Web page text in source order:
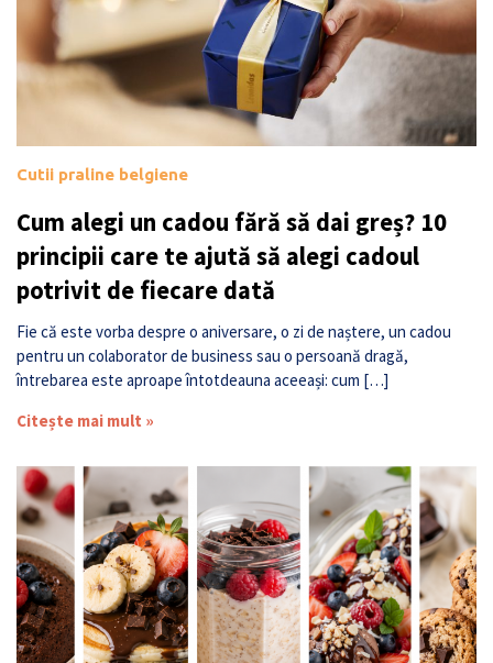
Cutii praline belgiene
Cum alegi un cadou fără să dai greș? 10
principii care te ajută să alegi cadoul
potrivit de fiecare dată
Fie că este vorba despre o aniversare, o zi de naștere, un cadou
pentru un colaborator de business sau o persoană dragă,
întrebarea este aproape întotdeauna aceeași: cum […]
Citește mai mult »